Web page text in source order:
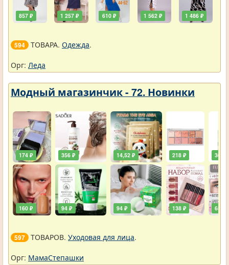
857 ₽ 1 257 ₽ 610 ₽ 1 562 ₽ 1 486 ₽
594 ТОВАРА. Одежда.
Орг: Леда
Модный магазинчик - 72. Новинки
174 ₽
160 ₽
356 ₽
94 ₽
14,52 ₽
94 ₽
218 ₽
138 ₽ 65 ₽
597 ТОВАРОВ. Уходовая для лица.
Орг: МамаСтепашки